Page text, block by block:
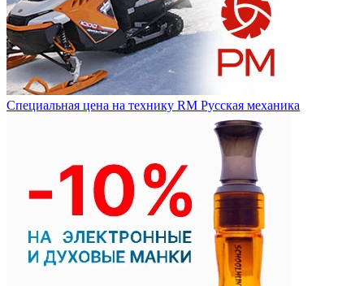
Специальная цена на технику RM Русская механика